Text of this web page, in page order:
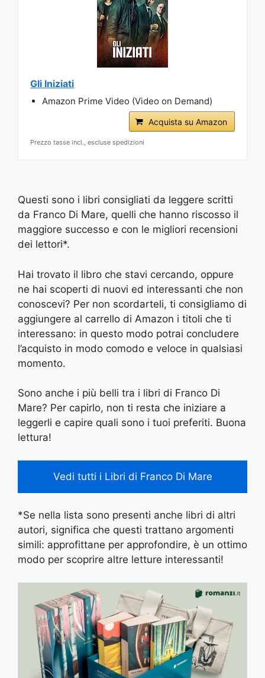
Gli Iniziati
Amazon Prime Video (Video on Demand)
Acquista su Amazon
Prezzo tasse incl., escluse spedizioni
Questi sono i libri consigliati da leggere scritti
da Franco Di Mare, quelli che hanno riscosso il
maggiore successo e con le migliori recensioni
dei lettori*.
Hai trovato il libro che stavi cercando, oppure
ne hai scoperti di nuovi ed interessanti che non
conoscevi? Per non scordarteli, ti consigliamo di
aggiungere al carrello di Amazon i titoli che ti
interessano: in questo modo potrai concludere
l’acquisto in modo comodo e veloce in qualsiasi
momento.
Sono anche i più belli tra i libri di Franco Di
Mare? Per capirlo, non ti resta che iniziare a
leggerli e capire quali sono i tuoi preferiti. Buona
lettura!
Vedi tutti i Libri di Franco Di Mare
*Se nella lista sono presenti anche libri di altri
autori, significa che questi trattano argomenti
simili: approfittane per approfondire, è un ottimo
modo per scoprire altre letture interessanti!